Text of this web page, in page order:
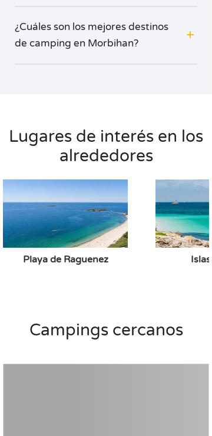
¿Cuáles son los mejores destinos
de camping en Morbihan?
Lugares de interés en los
alrededores
Playa de Raguenez Islas
Campings cercanos